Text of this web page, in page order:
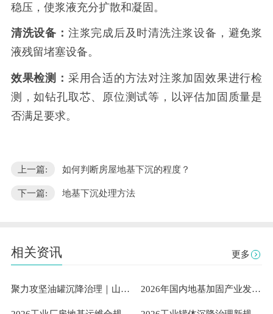
稳压，使浆液充分扩散和凝固。
清洗设备： 注浆完成后及时清洗注浆设备，避免浆
液残留堵塞设备。
效果检测： 采用合适的方法对注浆加固效果进行检
测，如钻孔取芯、原位测试等，以评估加固质量是
否满足要求。
上一篇: 如何判断房屋地基下沉的程度？
下一篇: 地基下沉处理方法
相关资讯 更多
聚力攻坚油罐沉降治理｜山东隆达伟业助力中石油通辽油库筑牢安全根基 2026年国内地基加固产业发展洞察：既有建筑安全与工业需求下山东隆达伟业地基加固技术有限公司成熟案例与服务能力解析